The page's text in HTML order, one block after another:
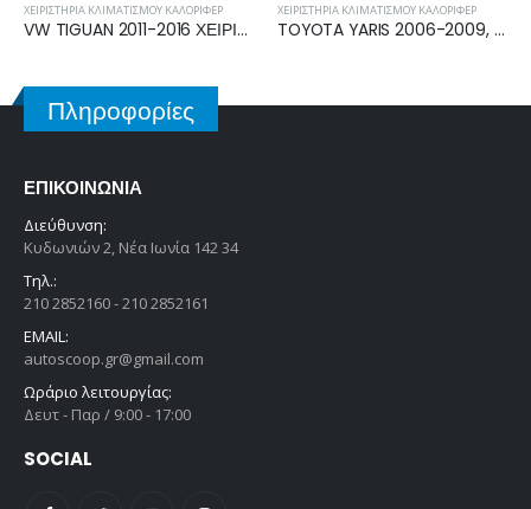
ΚΛΙΜΑΤΙΣΜΟΎ ΚΑΛΟΡΙΦΈΡ
VW TIGUAN 2011-2016 ΧΕΙΡΙΣΤΗΡΙΟ ΚΑΛΟΡΙΦΕΡ A/C 5K0907044GJ
ΧΕΙΡΙΣΤΉΡΙΑ ΚΛΙΜΑΤΙΣΜΟΎ ΚΑΛΟΡΙΦΈΡ
TOYOTA YARIS 2006-2009, 2009-2011 ΧΕΙΡΙΣΤΗΡΙΟ ΚΑΛΟΡΙΦΕΡ ΚΛΙΜΑΤΙΣΜΟΥ 758909
Πληροφορίες
ΕΠΙΚΟΙΝΩΝΊΑ
Διεύθυνση:
Κυδωνιών 2, Νέα Ιωνία 142 34
Τηλ.:
210 2852160 - 210 2852161
EMAIL:
autoscoop.gr@gmail.com
Ωράριο λειτουργίας:
Δευτ - Παρ / 9:00 - 17:00
SOCIAL